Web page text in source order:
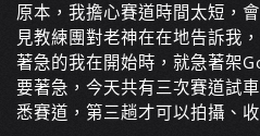
原本，我擔心賽道時間太短，
見教練團對老神在在地告訴我
著急的我在開始時，就急著架
要著急，今天共有三次賽道試
悉賽道，第三趟才可以拍攝、